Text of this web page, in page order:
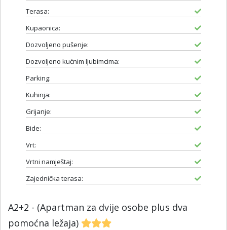
Terasa:
Kupaonica:
Dozvoljeno pušenje:
Dozvoljeno kućnim ljubimcima:
Parking:
Kuhinja:
Grijanje:
Bide:
Vrt:
Vrtni namještaj:
Zajednička terasa:
A2+2 - (Apartman za dvije osobe plus dva
pomoćna ležaja)